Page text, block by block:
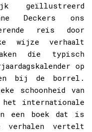
geïllustreerd
Deckers ons
reis door
wijze verhaalt
die typisch
op
bij de borrel.
schoonheid van
het internationale
een boek dat is
verhalen vertelt